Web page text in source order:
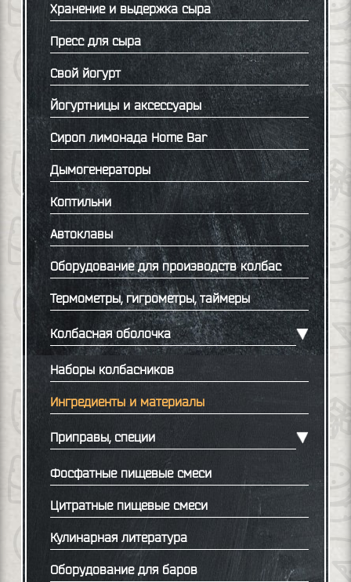
Хранение и выдержка сыра
Пресс для сыра
Свой йогурт
Йогуртницы и аксессуары
Сироп лимонада Home Bar
Дымогенераторы
Коптильни
Автоклавы
Оборудование для производств колбас
Термометры, гигрометры, таймеры
Колбасная оболочка
Наборы колбасников
Ингредиенты и материалы
Приправы, специи
Фосфатные пищевые смеси
Цитратные пищевые смеси
Кулинарная литература
Оборудование для баров